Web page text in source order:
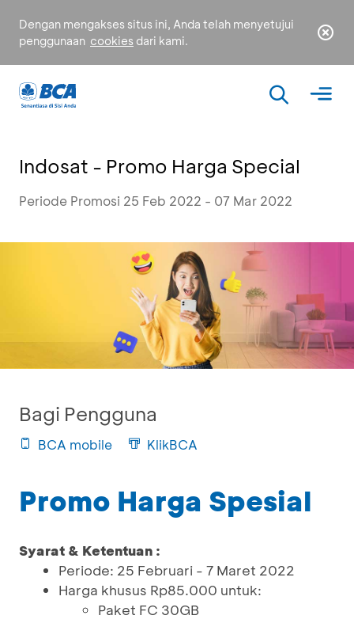
Dengan mengakses situs ini, Anda telah menyetujui
penggunaan cookies dari kami.
Indosat - Promo Harga Special
Periode Promosi 25 Feb 2022 - 07 Mar 2022
Bagi Pengguna
BCA mobile KlikBCA
Promo Harga Spesial
Syarat & Ketentuan :
Periode: 25 Februari - 7 Maret 2022
Harga khusus Rp85.000 untuk:
Paket FC 30GB